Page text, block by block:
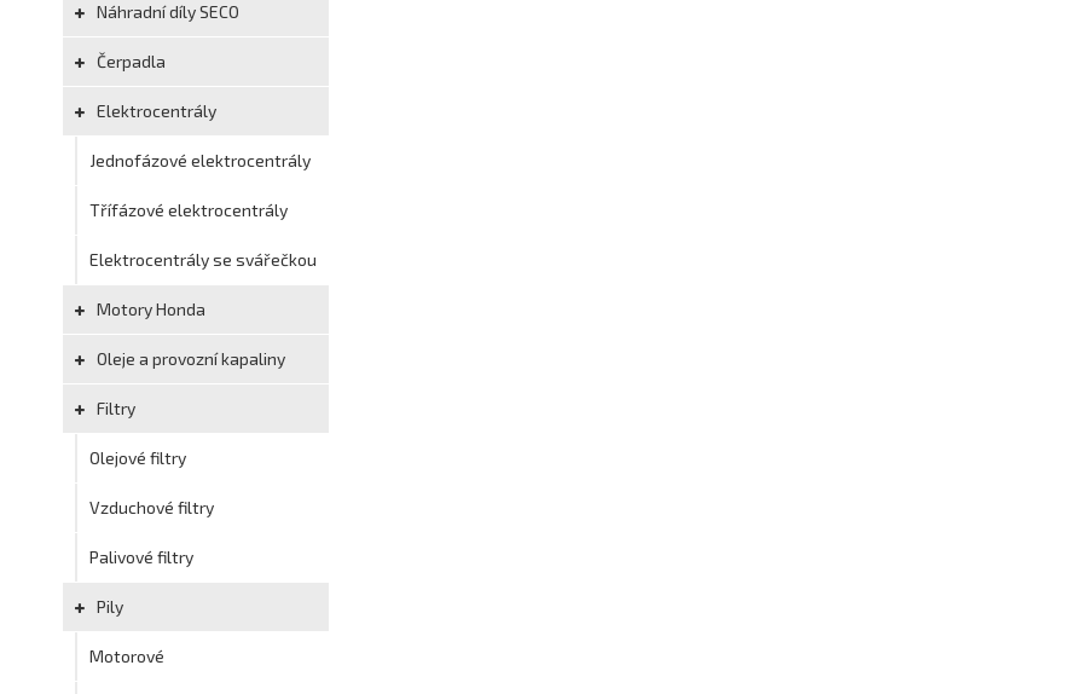
Náhradní díly SECO
Čerpadla
Elektrocentrály
Jednofázové elektrocentrály
Třífázové elektrocentrály
Elektrocentrály se svářečkou
Motory Honda
Oleje a provozní kapaliny
Filtry
Olejové filtry
Vzduchové filtry
Palivové filtry
Pily
Motorové